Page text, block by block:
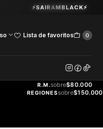
Lista de favoritos 0
202. Oficina 102.Ver Horarios
⚡SAIRAMBLACK⚡
GRATIS
R.M.sobre$80.000
REGIONESsobre$150.000